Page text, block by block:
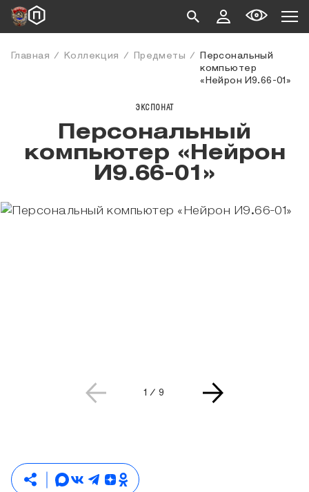
Главная Коллекция Предметы
Персональный
компьютер
«Нейрон И9.66-01»
ЭКСПОНАТ
Персональный
компьютер «Нейрон
И9.66-01»
Текущая страница слайдера
1/ Всего страниц слайдера
9